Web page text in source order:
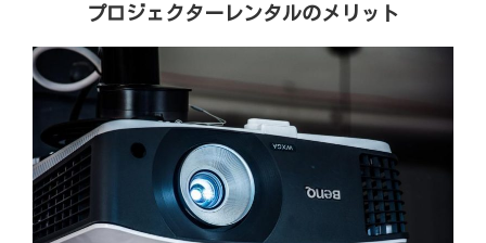
プロジェクターレンタルのメリット